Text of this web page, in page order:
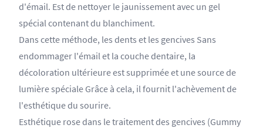
d'émail. Est de nettoyer le jaunissement avec un gel
spécial contenant du blanchiment.
Dans cette méthode, les dents et les gencives Sans
endommager l'émail et la couche dentaire, la
décoloration ultérieure est supprimée et une source de
lumière spéciale Grâce à cela, il fournit l'achèvement de
l'esthétique du sourire.
Esthétique rose dans le traitement des gencives (Gummy